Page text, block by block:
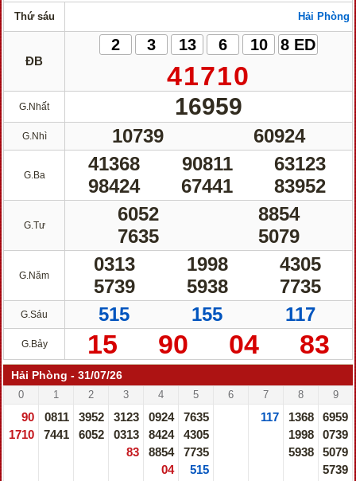
Thứ sáu Hải Phòng
ĐB
2 3 13 6 10 8 ED
41710
G.Nhất 16959
G.Nhì 10739 60924
G.Ba
41368 90811
63123
98424
67441 83952
G.Tư
6052
8854
7635
5079
G.Năm
0313 1998
4305
5739
5938 7735
G.Sáu 515 155 117
G.Bảy 15 90 04 83
Hải Phòng - 31/07/26
0 1 2 3 4 5 6 7 8 9
90
1710
0811
7441
3952
6052
3123
0313
83
0924
8424
8854
04
7635
4305
7735
515
117
1368
1998
5938
6959
0739
5079
5739